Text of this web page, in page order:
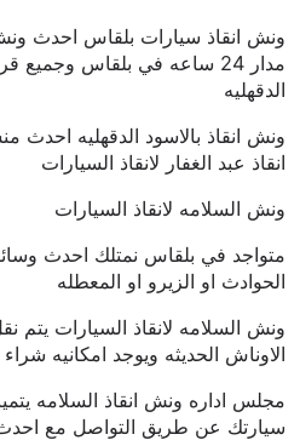
ونش انقاذ سيارات بلقاس احدث
مدار 24 ساعه في بلقاس
الدقهليه
ونش انقاذ بالاسود الدقهليه احدث
انقاذ عبد الغفار لانقاذ السيارات
ونش السلامه لانقاذ السيارات
متواجد في بلقاس نمتلك احدث
الحوادث او الزيرو او المعطله
ونش السلامه لانقاذ السيارات
الاوناش الحديثه ويوجد امكانيه
مجلس اداره ونش انقاذ السلامه
سيارتك عن طريق التواصل مع